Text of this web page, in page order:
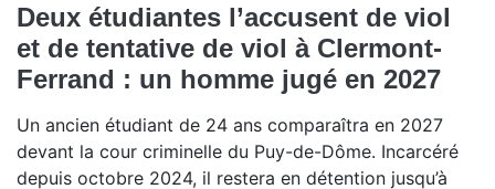
Deux étudiantes l’accusent de viol
et de tentative de viol à Clermont-
Ferrand : un homme jugé en 2027
Un ancien étudiant de 24 ans comparaîtra en 2027
devant la cour criminelle du Puy-de-Dôme. Incarcéré
depuis octobre 2024, il restera en détention jusqu’à